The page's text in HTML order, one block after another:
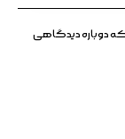
که دوباره دیدگاهی